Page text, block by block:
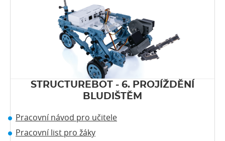
STRUCTUREBOT - 6. PROJÍŽDĚNÍ
BLUDIŠTĚM
Pracovní návod pro učitele
Pracovní list pro žáky